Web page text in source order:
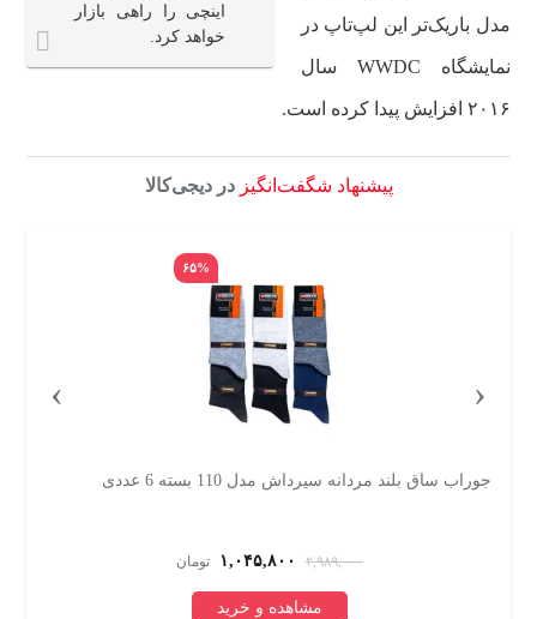
اینچی را راهی بازار
خواهد کرد.
مدل باریک‌تر این لپ‌تاپ در
نمایشگاه WWDC سال
۲۰۱۶ افزایش پیدا کرده است.
پیشنهاد شگفت‌انگیز در دیجی‌کالا
۶۵%
جوراب ساق بلند مردانه سیرداش مدل 110 بسته 6 عددی
۲,۹۸۹,۰۰۰ ۱,۰۴۵,۸۰۰ تومان
مشاهده و خرید
‹
›